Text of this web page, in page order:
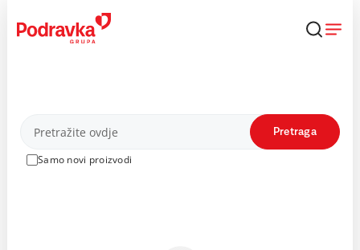
content
Proizvodi
Samo novi proizvodi
Pretraga